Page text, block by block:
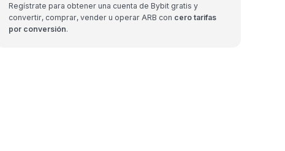
Regístrate para obtener una cuenta de Bybit gratis y
convertir, comprar, vender u operar ARB con cero tarifas
por conversión.